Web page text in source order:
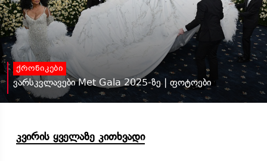
ქრონიკები
ვარსკვლავები Met Gala 2025-ზე | ფოტოები
კვირის ყველაზე კითხვადი